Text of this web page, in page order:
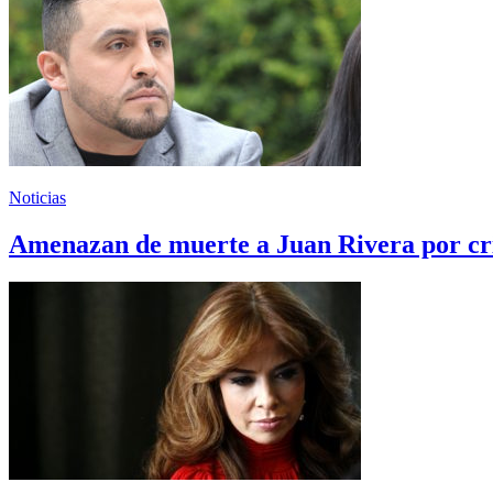
Noticias
Amenazan de muerte a Juan Rivera por